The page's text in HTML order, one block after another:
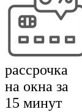
рассрочка
на окна за
15 минут